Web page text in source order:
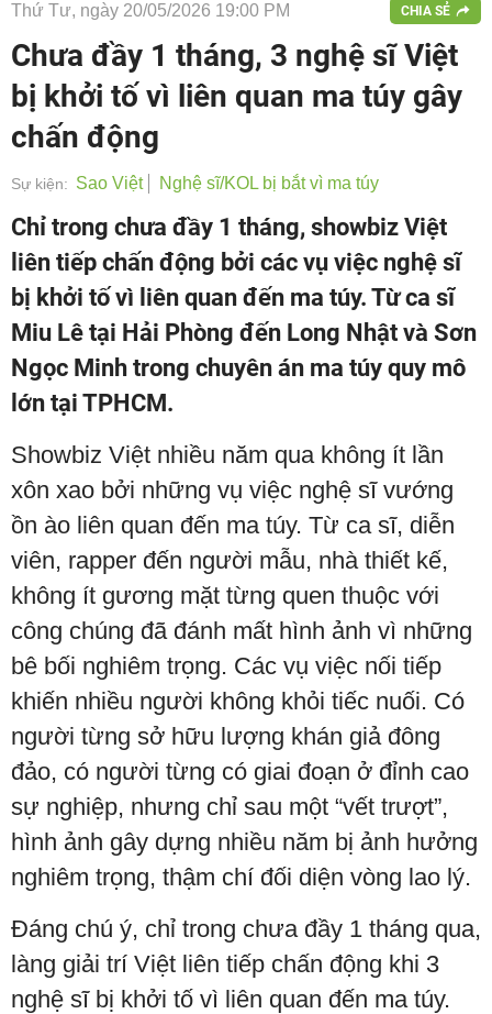
Thứ Tư, ngày 20/05/2026 19:00 PM CHIA SẺ
Chưa đầy 1 tháng, 3 nghệ sĩ Việt
bị khởi tố vì liên quan ma túy gây
chấn động
Sự kiện: Sao Việt Nghệ sĩ/KOL bị bắt vì ma túy
Chỉ trong chưa đầy 1 tháng, showbiz Việt
liên tiếp chấn động bởi các vụ việc nghệ sĩ
bị khởi tố vì liên quan đến ma túy. Từ ca sĩ
Miu Lê tại Hải Phòng đến Long Nhật và Sơn
Ngọc Minh trong chuyên án ma túy quy mô
lớn tại TPHCM.
Showbiz Việt nhiều năm qua không ít lần
xôn xao bởi những vụ việc nghệ sĩ vướng
ồn ào liên quan đến ma túy. Từ ca sĩ, diễn
viên, rapper đến người mẫu, nhà thiết kế,
không ít gương mặt từng quen thuộc với
công chúng đã đánh mất hình ảnh vì những
bê bối nghiêm trọng. Các vụ việc nối tiếp
khiến nhiều người không khỏi tiếc nuối. Có
người từng sở hữu lượng khán giả đông
đảo, có người từng có giai đoạn ở đỉnh cao
sự nghiệp, nhưng chỉ sau một “vết trượt”,
hình ảnh gây dựng nhiều năm bị ảnh hưởng
nghiêm trọng, thậm chí đối diện vòng lao lý.
Đáng chú ý, chỉ trong chưa đầy 1 tháng qua,
làng giải trí Việt liên tiếp chấn động khi 3
nghệ sĩ bị khởi tố vì liên quan đến ma túy.